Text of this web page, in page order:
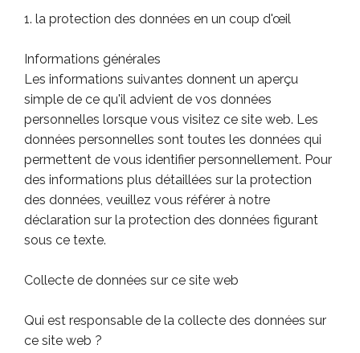
1. la protection des données en un coup d'œil
Informations générales
Les informations suivantes donnent un aperçu
simple de ce qu'il advient de vos données
personnelles lorsque vous visitez ce site web. Les
données personnelles sont toutes les données qui
permettent de vous identifier personnellement. Pour
des informations plus détaillées sur la protection
des données, veuillez vous référer à notre
déclaration sur la protection des données figurant
sous ce texte.
Collecte de données sur ce site web
Qui est responsable de la collecte des données sur
ce site web ?